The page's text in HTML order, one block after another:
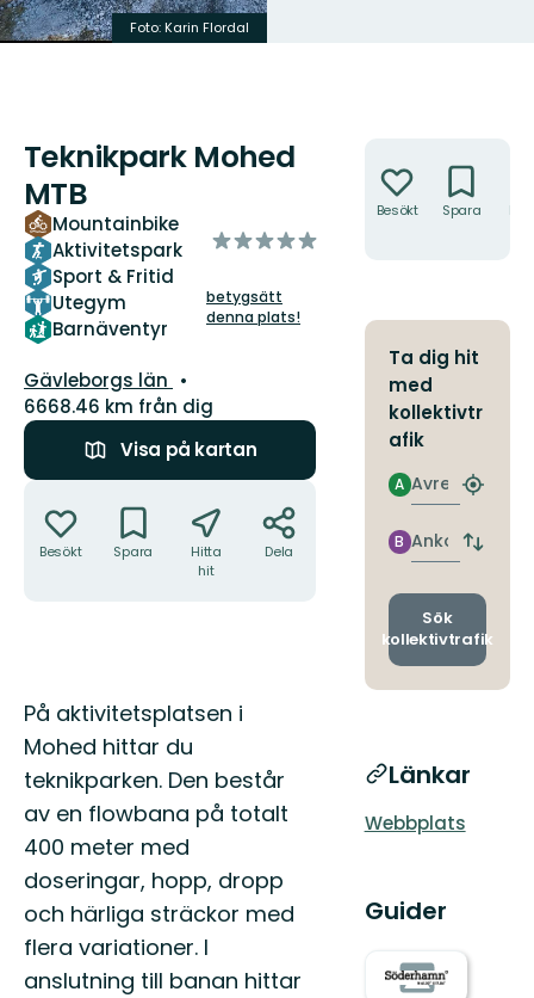
Foto: Karin Flordal
Teknikpark Mohed
MTB
Mountainbike
Aktivitetspark
Sport & Fritid
Utegym
Barnäventyr
av
stjärnor
betygsätt
denna plats!
Län:
Gävleborgs län
6668.46 km från dig
Visa på kartan
Besökt Spara
Hitta
hit
Dela
Beskrivning
På aktivitetsplatsen i
Mohed hittar du
teknikparken. Den består
av en flowbana på totalt
400 meter med
doseringar, hopp, dropp
och härliga sträckor med
flera variationer. I
anslutning till banan hittar
Besökt Spara
Ta dig hit
med
kollektivtr
afik
Avresa
A
Hitta
Ankomst
B
Byt
och
Sök
kollektivtrafik
Länkar
Webbplats
Guider